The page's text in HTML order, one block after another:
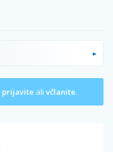
prijavite ali včlanite.